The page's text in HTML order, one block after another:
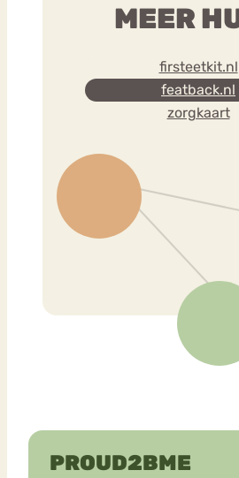
MEER
firsteetkit.nl
featback.nl
zorgkaart
PROUD2BME